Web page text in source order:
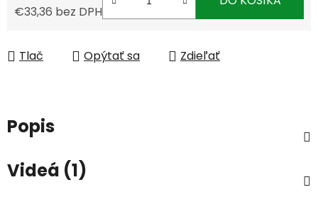
€33,36 bez DPH
Tlač Opýtať sa Zdieľať
Popis
Videá (1)